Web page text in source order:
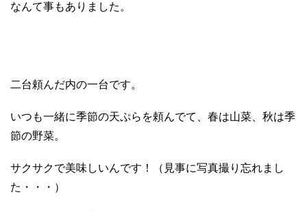
なんて事もありました。
二台頼んだ内の一台です。
いつも一緒に季節の天ぷらを頼んでて、春は山菜、秋は季
節の野菜。
サクサクで美味しいんです！（見事に写真撮り忘れまし
た・・・）